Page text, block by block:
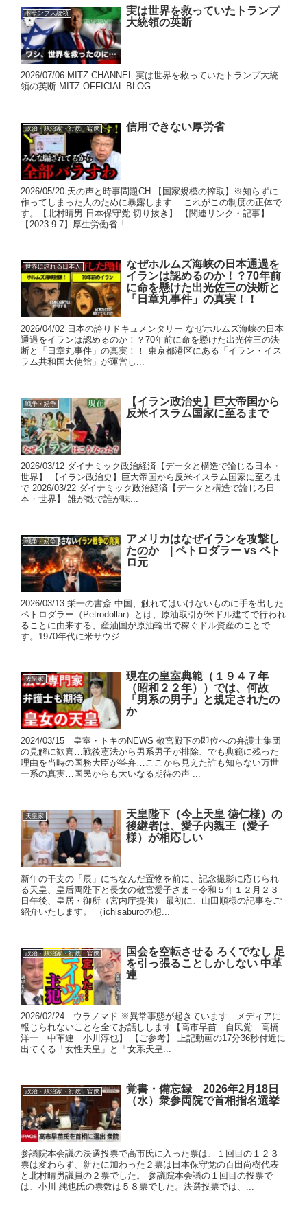
トランプ大統領
実は世界を救っていたトランプ
大統領の英断
2026/07/06 MITZ CHANNEL 実は世界を救っていたトランプ大統
領の英断 MITZ OFFICIAL BLOG
政治・政治家・行政・官僚 信用できない厚労省
2026/05/20 天の声と時事問題CH 【国家規模の搾取】※知らずに
作ってしまった人のために暴露します… これがこの制度の正体で
す。【北村晴男 日本保守党 切り抜き】 【関連リンク・記事】
【2023.9.7】厚生労働省「...
世界に誇れる日本人
なぜホルムズ海峡の日本通過を
イランは認めるのか！？70年前
に命を懸けた出光佐三の決断と
「日章丸事件」の真実！！
2026/04/02 日本の誇りドキュメンタリー なぜホルムズ海峡の日本
通過をイランは認めるのか！？70年前に命を懸けた出光佐三の決
断と「日章丸事件」の真実！！ 東京都港区にある「イラン・イス
ラム共和国大使館」が運営し...
戦争・紛争
【イラン政治史】巨大帝国から
反米イスラム国家に至るまで
2026/03/12 ダイナミック政治経済【データと構造で論じる日本・
世界】 【イラン政治史】巨大帝国から反米イスラム国家に至るま
で 2026/03/22 ダイナミック政治経済【データと構造で論じる日
本・世界】 誰が敵で誰が味...
戦争・紛争
アメリカはなぜイランを攻撃し
たのか | ペトロダラー vs ペト
ロ元
2026/03/13 栄一の書斎 中国、触れてはいけないものに手を出した
ペトロダラー（Petrodollar）とは、原油取引が米ドル建てで行われ
ることに由来する、産油国が原油輸出で稼ぐドル資産のことで
す。1970年代に米サウジ...
天皇家
現在の皇室典範（１９４７年
（昭和２２年））では、何故
「男系の男子」と規定されたの
か
2024/03/15 皇室・トキのNEWS 敬宮殿下の即位への弁護士集団
の見解に歓喜…戦後憲法から男系男子が排除、でも典範に残った
理由を当時の国務大臣が答弁…ここから見えた誰も知らない万世
一系の真実…国民からも大いなる期待の声 ...
天皇家
天皇陛下（今上天皇 徳仁様）の
後継者は、愛子内親王（愛子
様）が相応しい
新年の干支の「辰」にちなんだ置物を前に、記念撮影に応じられ
る天皇、皇后両陛下と長女の敬宮愛子さま＝令和５年１２月２３
日午後、皇居・御所（宮内庁提供） 最初に、山田順様の記事をご
紹介いたします。 （ichisaburoの想...
政治・政治家・行政・官僚
国会を空転させる ろくでなし 足
を引っ張ることしかしない 中革
連
2026/02/24 ウラノマド ※異常事態が起きています…メディアに
報じられないことを全てお話しします【高市早苗 自民党 高橋
洋一 中革連 小川淳也】 【ご参考】 上記動画の17分36秒付近に
出てくる「女性天皇」と「女系天皇...
政治・政治家・行政・官僚
覚書・備忘録 2026年2月18日
（水）衆参両院で首相指名選挙
参議院本会議の決選投票で高市氏に入った票は、１回目の１２３
票は変わらず、新たに加わった２票は日本保守党の百田尚樹代表
と北村晴男議員の２票でした。 参議院本会議の１回目の投票で
は、小川 純也氏の票数は５８票でした。決選投票では、...